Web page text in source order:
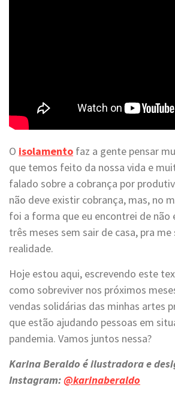
O isolamento faz a gente pensar
que temos feito da nossa vida e
falado sobre a cobrança por
não deve existir cobrança, mas, no
foi a forma que eu encontrei de não
três meses sem sair de casa, pra me
realidade.
Hoje estou aqui, escrevendo este
como sobreviver nos próximos
vendas solidárias das minhas artes
que estão ajudando pessoas em
pandemia. Vamos juntos nessa?
Karina Beraldo é ilustradora e
Instagram:@karinaberaldo